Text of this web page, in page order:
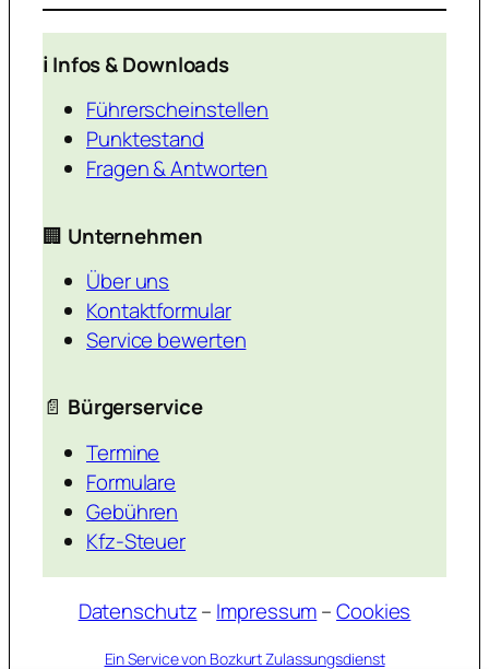
ℹ️ Infos & Downloads
Führerscheinstellen
Punktestand
Fragen & Antworten
🏢 Unternehmen
Über uns
Kontaktformular
Service bewerten
📄 Bürgerservice
Termine
Formulare
Gebühren
Kfz-Steuer
Datenschutz– Impressum–Cookies
Ein Service von Bozkurt Zulassungsdienst